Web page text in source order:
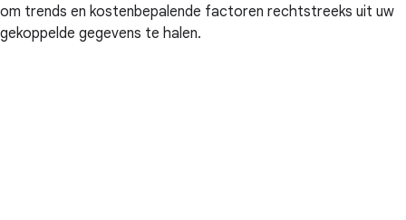
om trends en kostenbepalende factoren rechtstreeks uit uw
gekoppelde gegevens te halen.